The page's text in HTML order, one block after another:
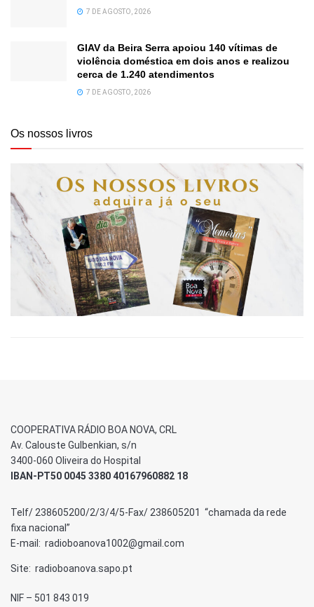
7 DE AGOSTO, 2026
GIAV da Beira Serra apoiou 140 vítimas de
violência doméstica em dois anos e realizou
cerca de 1.240 atendimentos
7 DE AGOSTO, 2026
Os nossos livros
COOPERATIVA RÁDIO BOA NOVA, CRL
Av. Calouste Gulbenkian, s/n
3400-060 Oliveira do Hospital
IBAN-PT50 0045 3380 40167960882 18
Telf/ 238605200/2/3/4/5-Fax/ 238605201 “chamada da rede
fixa nacional”
E-mail: radioboanova1002@gmail.com
Site: radioboanova.sapo.pt
NIF – 501 843 019